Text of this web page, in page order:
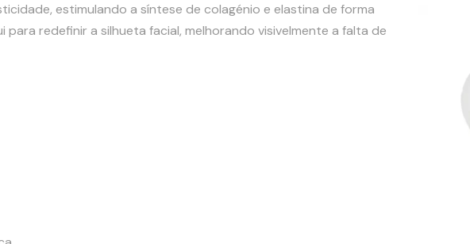
estimulando a síntese de colagénio e elastina de forma
redefinir a silhueta facial, melhorando visivelmente a falta de